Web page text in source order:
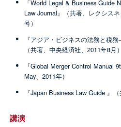
「World Legal & Business Guide
Law Journal』（共著、レクシス
号）
『アジア・ビジネスの法務と税
（共著、中央経済社、2011年8月）
『Global Merger Control Manual
May、2011年）
『Japan Business Law Guide 』
講演